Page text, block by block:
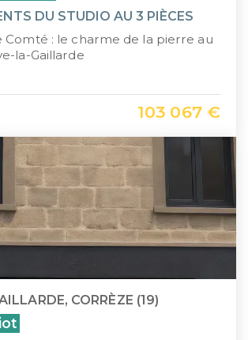
Calédonie (988)
française (987)
DU STUDIO AU 3 PIÈCES
Comté : le charme de la pierre au
la-Gaillarde
103 067 €
CORRÈZE (19)